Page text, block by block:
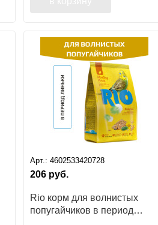
Арт.: 4602533420728
206руб.
Rio корм для волнистых
попугайчиков в период